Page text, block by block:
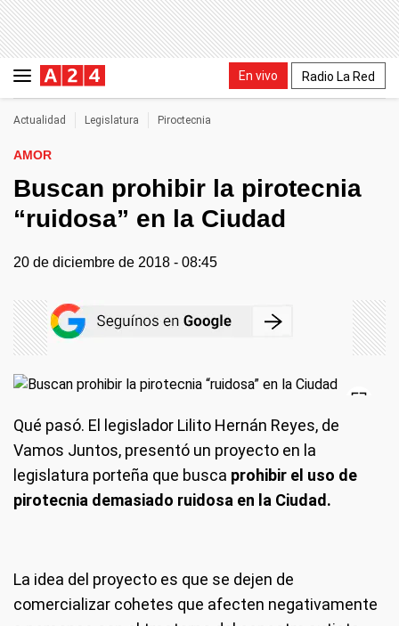
En vivo Radio La Red
Actualidad Legislatura Piroctecnia
AMOR
Buscan prohibir la pirotecnia
“ruidosa” en la Ciudad
20 de diciembre de 2018 - 08:45
Qué pasó. El legislador Lilito Hernán Reyes, de
Vamos Juntos, presentó un proyecto en la
legislatura porteña que busca prohibir el uso de
pirotecnia demasiado ruidosa en la Ciudad.
La idea del proyecto es que se dejen de
comercializar cohetes que afecten negativamente